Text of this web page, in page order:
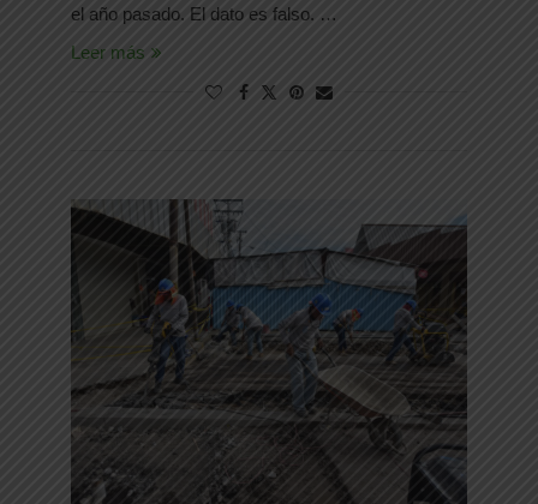
el año pasado. El dato es falso. …
Leer más